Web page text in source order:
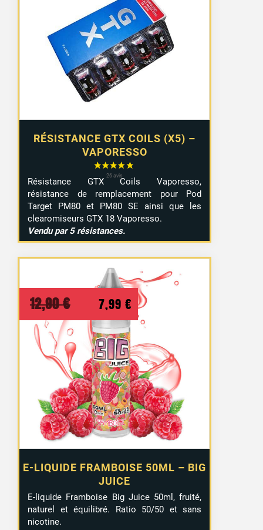
RÉSISTANCE GTX COILS (X5) –
VAPORESSO
Résistance GTX Coils Vaporesso,
résistance de remplacement pour Pod
Target PM80 et PM80 SE ainsi que les
clearomiseurs GTX 18 Vaporesso.
Vendu par 5 résistances.
E-LIQUIDE FRAMBOISE 50ML – BIG
JUICE
12,90€
Le
prix
initial
était :
12,90 €.
7,99 € Le
prix
actuel
est :
7,99 €.
E-liquide Framboise Big Juice 50ml, fruité,
naturel et équilibré. Ratio 50/50 et sans
nicotine.